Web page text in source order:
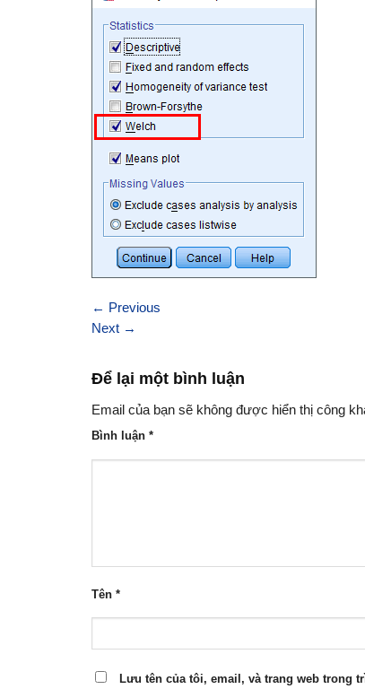
← Previous
Next →
Để lại một bình luận
Email của bạn sẽ không được hiển thị công
Bình luận *
Tên *
Lưu tên của tôi, email, và trang web trong